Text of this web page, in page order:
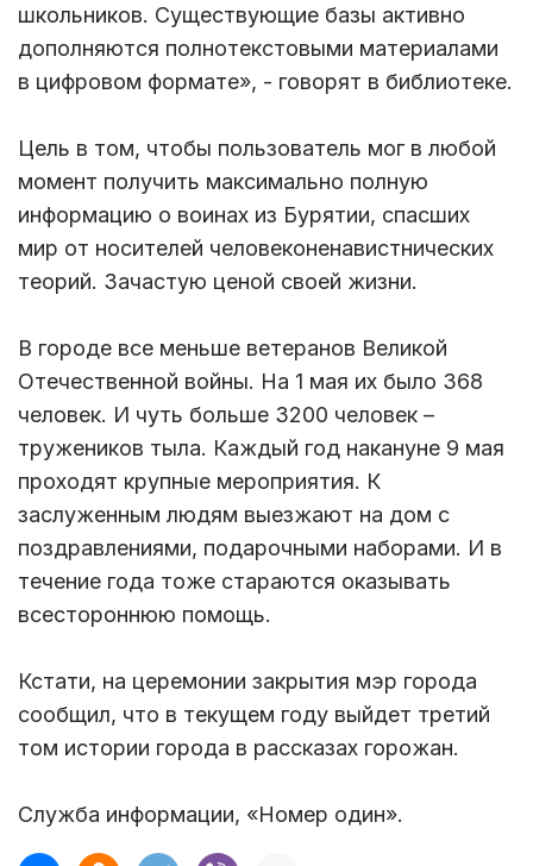
школьников. Существующие базы активно
дополняются полнотекстовыми материалами
в цифровом формате», - говорят в библиотеке.
Цель в том, чтобы пользователь мог в любой
момент получить максимально полную
информацию о воинах из Бурятии, спасших
мир от носителей человеконенавистнических
теорий. Зачастую ценой своей жизни.
В городе все меньше ветеранов Великой
Отечественной войны. На 1 мая их было 368
человек. И чуть больше 3200 человек –
тружеников тыла. Каждый год накануне 9 мая
проходят крупные мероприятия. К
заслуженным людям выезжают на дом с
поздравлениями, подарочными наборами. И в
течение года тоже стараются оказывать
всестороннюю помощь.
Кстати, на церемонии закрытия мэр города
сообщил, что в текущем году выйдет третий
том истории города в рассказах горожан.
Служба информации, «Номер один».